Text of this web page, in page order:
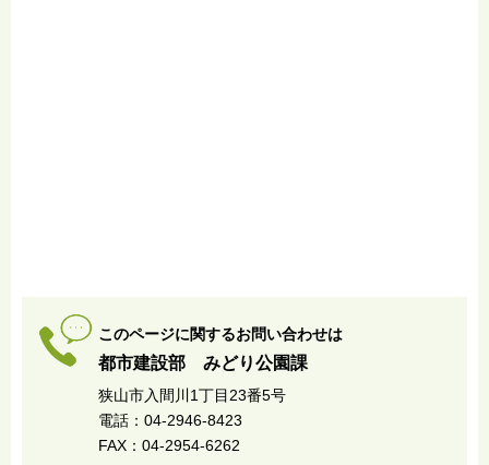
このページに関するお問い合わせは
都市建設部 みどり公園課
狭山市入間川1丁目23番5号
電話：04-2946-8423
FAX：04-2954-6262